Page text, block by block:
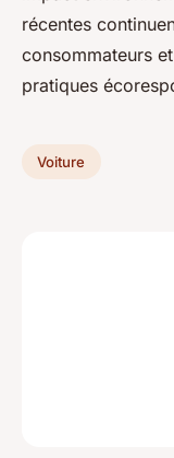
récentes
consommateurs
pratiques
Voiture